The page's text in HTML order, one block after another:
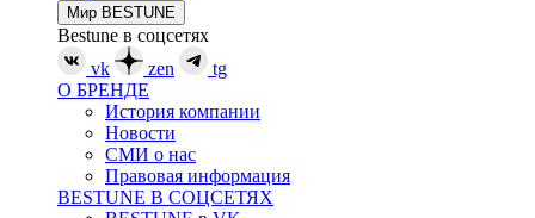
Мир BESTUNE
Bestune в соцсетях
vk
zen
tg
О БРЕНДЕ
История компании
Новости
СМИ о нас
Правовая информация
BESTUNE В СОЦСЕТЯХ